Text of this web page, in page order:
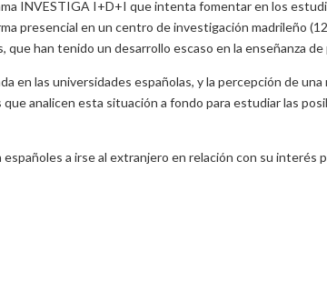
INVESTIGA I+D+I que intenta fomentar en los
presencial en un centro de investigación madrileño
han tenido un desarrollo escaso en la enseñanza de
las universidades españolas, y la percepción de
analicen esta situación a fondo para estudiar las
a irse al extranjero en relación con su interés